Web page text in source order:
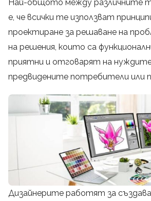
Най-общото между различните
е, че всички те използват
проектиране за решаване на
на решения, които са
приятни и отговарят на
предвидените потребители или
Дизайнерите работят за